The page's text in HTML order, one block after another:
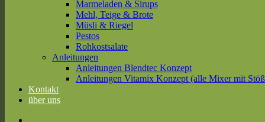
Marmeladen & Sirups
Mehl, Teige & Brote
Müsli & Riegel
Pestos
Rohkostsalate
Anleitungen
Anleitungen Blendtec Konzept
Anleitungen Vitamix Konzept (alle Mixer mit
Kontakt
über uns